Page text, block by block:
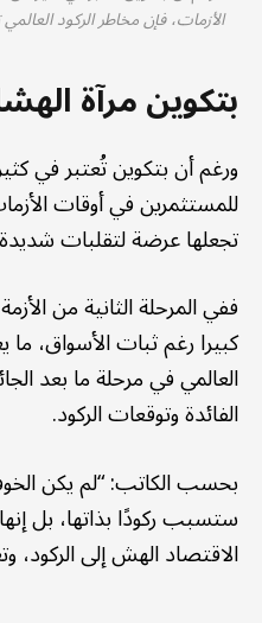
الأزمات، فإن مخاطر الركود
بتكوين مرآة
ورغم أن بتكوين تُعتبر في
للمستثمرين في أوقات
تجعلها عرضة لتقلبات
ففي المرحلة الثانية من
كبيرا رغم ثبات الأسواق،
العالمي في مرحلة ما بعد
الفائدة وتوقعات الركود.
بحسب الكاتب: “لم يكن
ستسبب ركودًا بذاتها، بل
الاقتصاد الهش إلى الركود،